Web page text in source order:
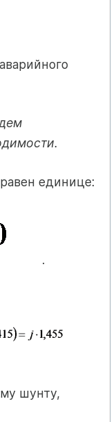
равен единице:
.
шунту,